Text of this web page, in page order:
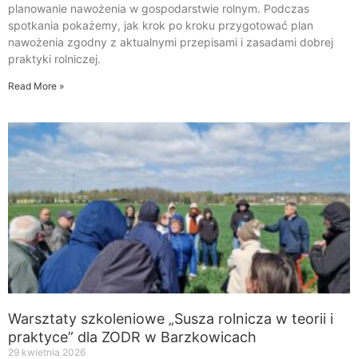
planowanie nawożenia w gospodarstwie rolnym. Podczas
spotkania pokażemy, jak krok po kroku przygotować plan
nawożenia zgodny z aktualnymi przepisami i zasadami dobrej
praktyki rolniczej.
Read More »
Warsztaty szkoleniowe „Susza rolnicza w teorii i
praktyce” dla ZODR w Barzkowicach
29 kwietnia 2026